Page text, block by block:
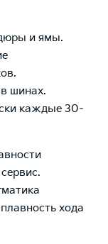
и ямы.
шинах.
каждые 30–
хода